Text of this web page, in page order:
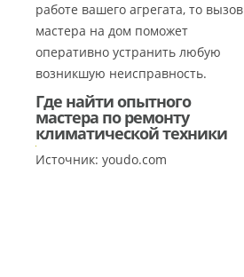
работе вашего агрегата, то вызов
мастера на дом поможет
оперативно устранить любую
возникшую неисправность.
Где найти опытного
мастера по ремонту
климатической техники
Источник: youdo.com